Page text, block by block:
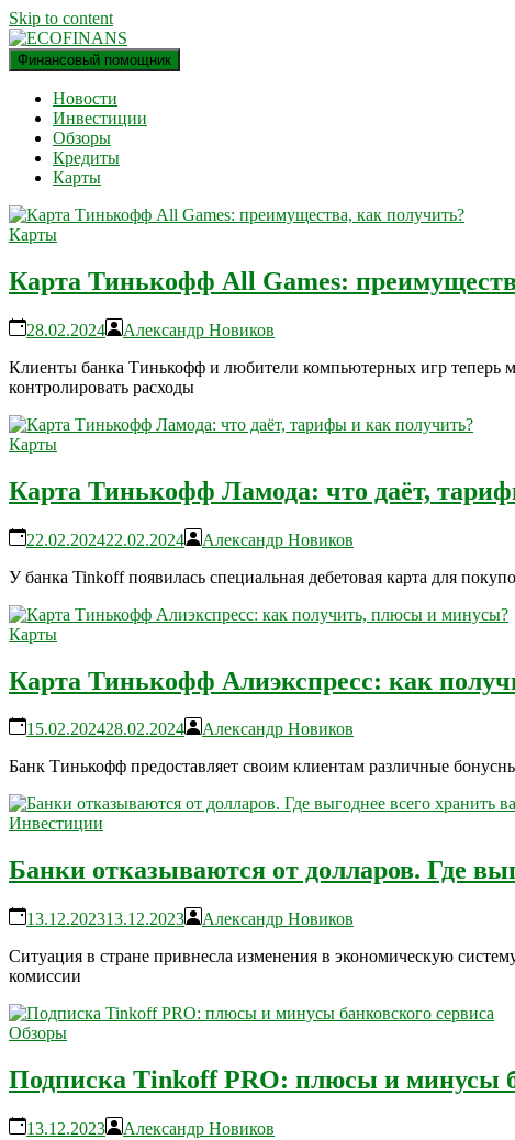
Skip to content
ECOFINANS
финансовый блог
Финансовый помощник
Новости
Инвестиции
Обзоры
Кредиты
Карты
Карты
Карта Тинькофф All Games:
28.02.2024
Александр Новиков
Клиенты банка Тинькофф и любители компьютерных игр теперь
контролировать расходы
Карты
Карта Тинькофф Ламода: что даёт,
22.02.202422.02.2024
Александр Новиков
У банка Tinkoff появилась специальная дебетовая карта для
Карты
Карта Тинькофф Алиэкспресс: как
15.02.202428.02.2024
Александр Новиков
Банк Тинькофф предоставляет своим клиентам различные
Инвестиции
Банки отказываются от долларов. Где
13.12.202313.12.2023
Александр Новиков
Ситуация в стране привнесла изменения в экономическую
комиссии
Обзоры
Подписка Tinkoff PRO: плюсы и минусы
13.12.2023
Александр Новиков